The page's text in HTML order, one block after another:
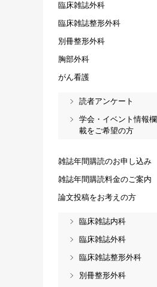
臨床雑誌外科
臨床雑誌整形外科
別冊整形外科
胸部外科
がん看護
読者アンケート
学会・イベント情報
載をご希望の方
雑誌年間購読のお申し込み
雑誌年間購読料金のご案内
論文投稿をお考えの方
臨床雑誌内科
臨床雑誌外科
臨床雑誌整形外科
別冊整形外科